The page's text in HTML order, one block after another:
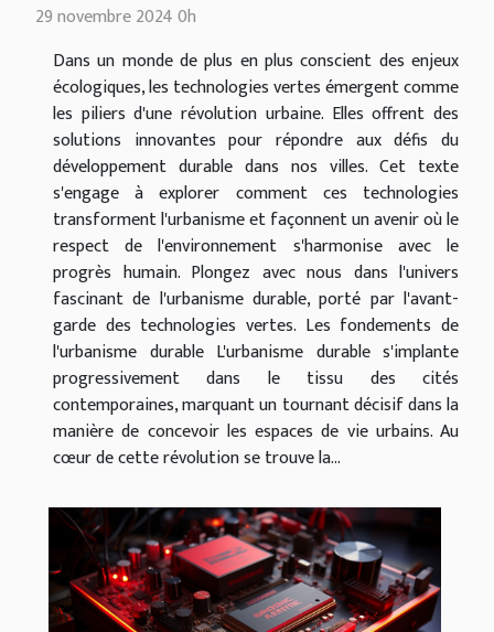
29 novembre 2024 0h
Dans un monde de plus en plus conscient des enjeux
écologiques, les technologies vertes émergent comme
les piliers d'une révolution urbaine. Elles offrent des
solutions innovantes pour répondre aux défis du
développement durable dans nos villes. Cet texte
s'engage à explorer comment ces technologies
transforment l'urbanisme et façonnent un avenir où le
respect de l'environnement s'harmonise avec le
progrès humain. Plongez avec nous dans l'univers
fascinant de l'urbanisme durable, porté par l'avant-
garde des technologies vertes. Les fondements de
l'urbanisme durable L'urbanisme durable s'implante
progressivement dans le tissu des cités
contemporaines, marquant un tournant décisif dans la
manière de concevoir les espaces de vie urbains. Au
cœur de cette révolution se trouve la...